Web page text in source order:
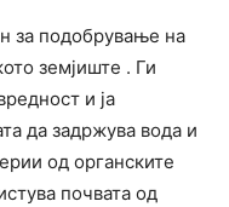
за подобрување на
земјиште . Ги
и ја
да задржува вода и
од органските
почвата од